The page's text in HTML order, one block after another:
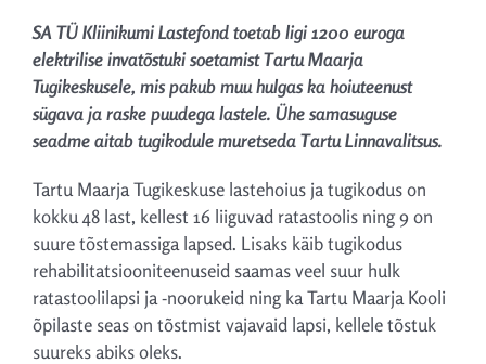
SA TÜ Kliinikumi Lastefond toetab ligi 1200 euroga
elektrilise invatõstuki soetamist Tartu Maarja
Tugikeskusele, mis pakub muu hulgas ka hoiuteenust
sügava ja raske puudega lastele. Ühe samasuguse
seadme aitab tugikodule muretseda Tartu Linnavalitsus.
Tartu Maarja Tugikeskuse lastehoius ja tugikodus on
kokku 48 last, kellest 16 liiguvad ratastoolis ning 9 on
suure tõstemassiga lapsed. Lisaks käib tugikodus
rehabilitatsiooniteenuseid saamas veel suur hulk
ratastoolilapsi ja -noorukeid ning ka Tartu Maarja Kooli
õpilaste seas on tõstmist vajavaid lapsi, kellele tõstuk
suureks abiks oleks.